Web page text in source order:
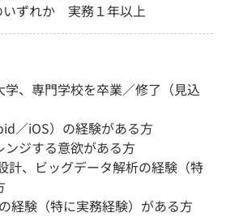
いずれか 実務１年以上
学、専門学校を卒業／修了（見込
／iOS）の経験がある方
ンジする意欲がある方
計、ビッグデータ解析の経験（特
経験（特に実務経験）がある方